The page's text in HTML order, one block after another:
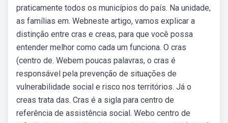
praticamente todos os municípios do país. Na unidade,
as famílias em. Webneste artigo, vamos explicar a
distinção entre cras e creas, para que você possa
entender melhor como cada um funciona. O cras
(centro de. Webem poucas palavras, o cras é
responsável pela prevenção de situações de
vulnerabilidade social e risco nos territórios. Já o
creas trata das. Cras é a sigla para centro de
referência de assistência social. Webo centro de